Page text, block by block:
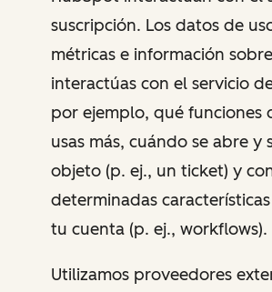
suscripción. Los datos de
métricas e información
interactúas con el servicio
por ejemplo, qué funciones
usas más, cuándo se abre y
objeto (p. ej., un ticket) y
determinadas
tu cuenta (p. ej., workflows).
Utilizamos proveedores